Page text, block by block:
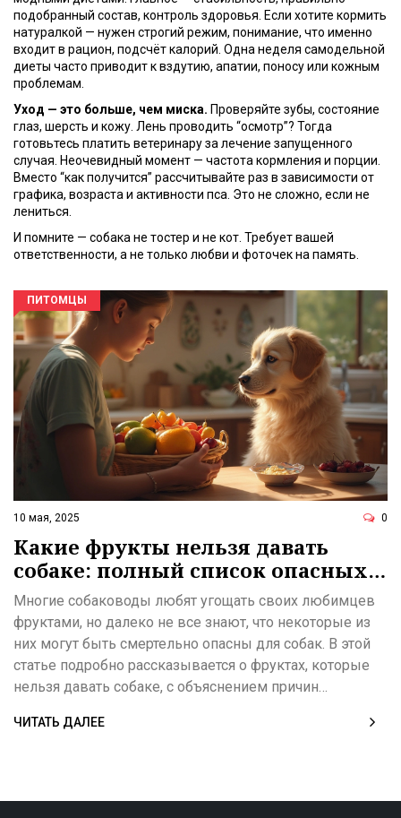
подобранный состав, контроль здоровья. Если хотите кормить
натуралкой — нужен строгий режим, понимание, что именно
входит в рацион, подсчёт калорий. Одна неделя самодельной
диеты часто приводит к вздутию, апатии, поносу или кожным
проблемам.
Уход — это больше, чем миска. Проверяйте зубы, состояние
глаз, шерсть и кожу. Лень проводить “осмотр”? Тогда
готовьтесь платить ветеринару за лечение запущенного
случая. Неочевидный момент — частота кормления и порции.
Вместо “как получится” рассчитывайте раз в зависимости от
графика, возраста и активности пса. Это не сложно, если не
лениться.
И помните — собака не тостер и не кот. Требует вашей
ответственности, а не только любви и фоточек на память.
ПИТОМЦЫ
10 мая, 2025 0
Какие фрукты нельзя давать
собаке: полный список опасных
фруктов для питомцев
Многие собаководы любят угощать своих любимцев
фруктами, но далеко не все знают, что некоторые из
них могут быть смертельно опасны для собак. В этой
статье подробно рассказывается о фруктах, которые
нельзя давать собаке, с объяснением причин
конкретные факты, советы ветеринаров и полезные
ЧИТАТЬ ДАЛЕЕ